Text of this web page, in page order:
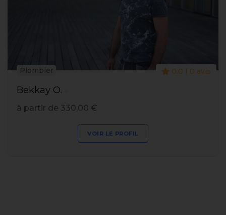
Bekkay O.
Plombier 0.0 | 0 avis
à partir de 330,00 €
VOIR LE PROFIL